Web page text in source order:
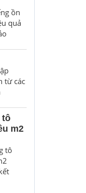
ồn
quả
từ các
tô
m2
tô